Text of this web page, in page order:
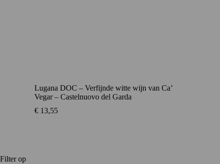
Lugana DOC – Verfijnde witte wijn van Ca’
Vegar – Castelnuovo del Garda
€ 13,55
Filter op